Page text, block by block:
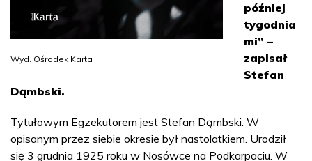
Wyd. Ośrodek Karta
później
tygodnia
mi” –
zapisał
Stefan
Dąmbski.
Tytułowym Egzekutorem jest Stefan Dąmbski. W
opisanym przez siebie okresie był nastolatkiem. Urodził
się 3 grudnia 1925 roku w Nosówce na Podkarpaciu. W